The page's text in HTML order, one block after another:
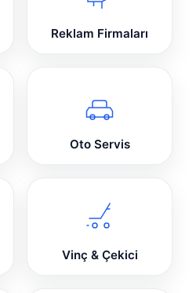
Reklam Firmaları
Oto Servis
Vinç & Çekici